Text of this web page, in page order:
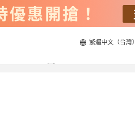
繁體中文（台灣）